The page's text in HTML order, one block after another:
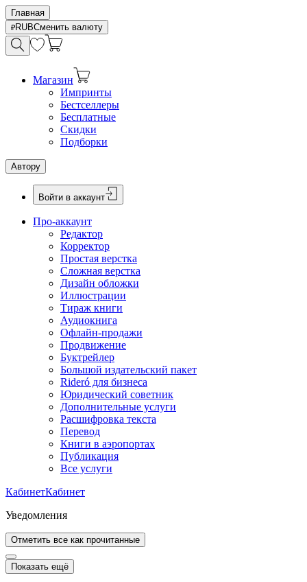
Главная
RUBСменить валюту
Магазин
Импринты
Бестселлеры
Бесплатные
Скидки
Подборки
Автору
Войти в аккаунт
Про-аккаунт
Редактор
Корректор
Простая верстка
Сложная верстка
Дизайн обложки
Иллюстрации
Тираж книги
Аудиокнига
Офлайн-продажи
Продвижение
Буктрейлер
Большой издательский пакет
Rideró для бизнеса
Юридический советник
Дополнительные услуги
Расшифровка текста
Перевод
Книги в аэропортах
Публикация
Все услуги
КабинетКабинет
Уведомления
Отметить все как прочитанные
Показать ещё